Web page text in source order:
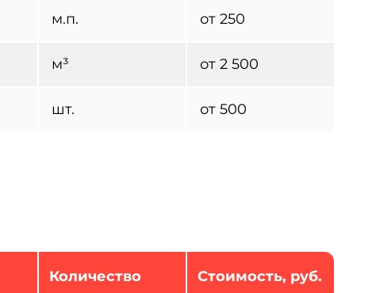
м.п. от 250
м³ от 2 500
шт. от 500
Количество Стоимость, руб.